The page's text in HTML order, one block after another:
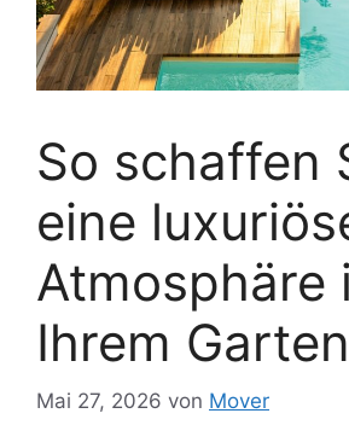
So schaffen
eine
Atmosphäre
Ihrem Garten
Mai 27, 2026 von Mover